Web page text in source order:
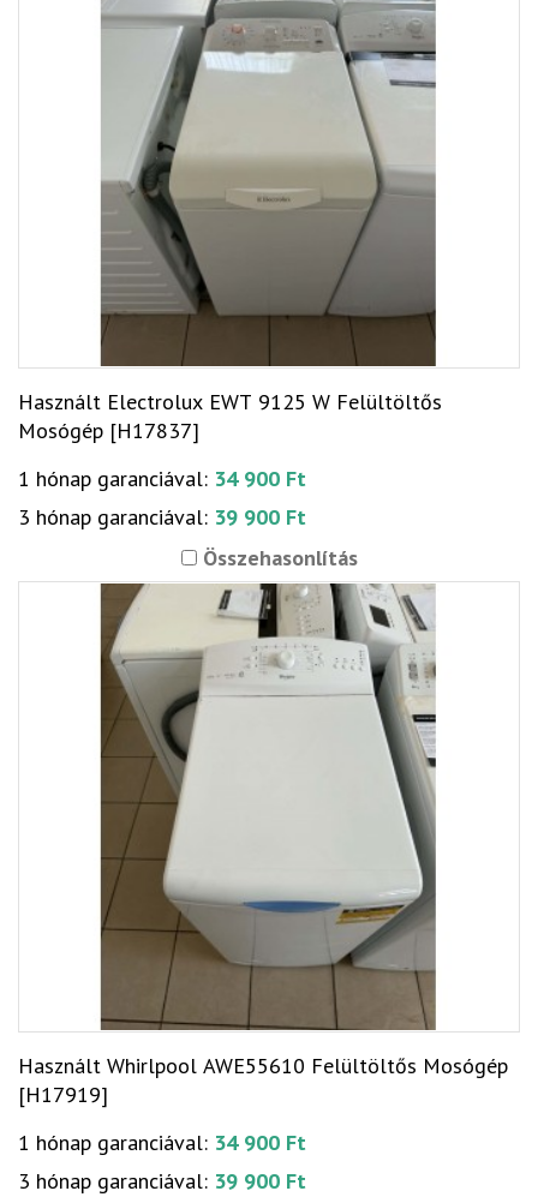
Használt Electrolux EWT 9125 W Felültöltős
Mosógép [H17837]
1 hónap garanciával: 34 900 Ft
3 hónap garanciával: 39 900 Ft
Összehasonlítás
Használt Whirlpool AWE55610 Felültöltős Mosógép
[H17919]
1 hónap garanciával: 34 900 Ft
3 hónap garanciával: 39 900 Ft